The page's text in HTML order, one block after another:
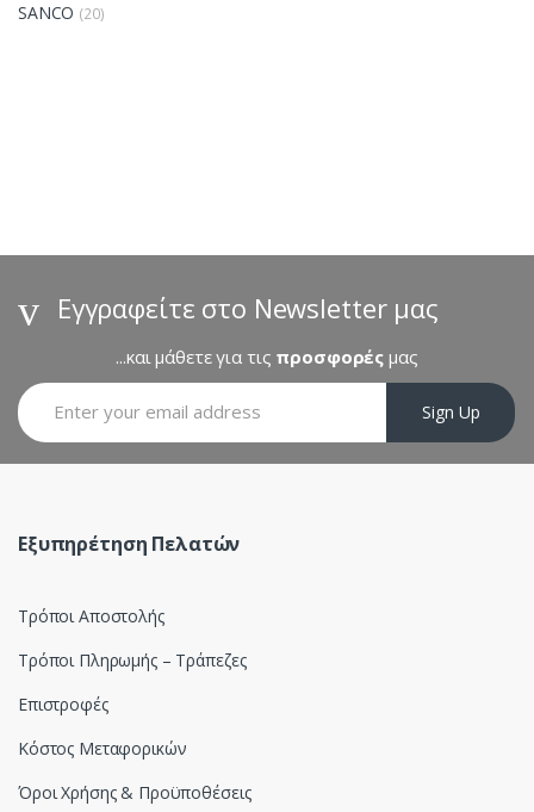
SANCO (20)
d
Εγγραφείτε στο Newsletter μας
...και μάθετε για τις προσφορές μας
Sign Up
Εξυπηρέτηση Πελατών
Τρόποι Αποστολής
Τρόποι Πληρωμής – Τράπεζες
Επιστροφές
Κόστος Μεταφορικών
Όροι Χρήσης & Προϋποθέσεις